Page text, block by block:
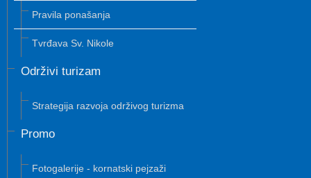
Pravila ponašanja
Tvrđava Sv. Nikole
Održivi turizam
Strategija razvoja održivog turizma
Promo
Fotogalerije - kornatski pejzaži